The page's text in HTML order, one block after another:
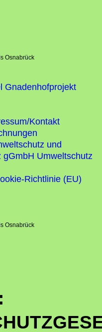
Osnabrück
Gnadenhofprojekt
Kontakt
und
gGmbH Umweltschutz
Richtlinie (EU)
Osnabrück